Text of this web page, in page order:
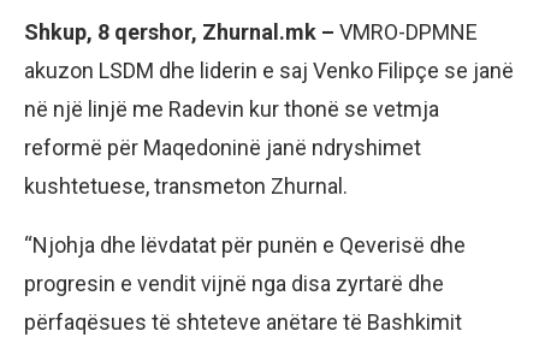
Shkup, 8 qershor, Zhurnal.mk – VMRO-DPMNE
akuzon LSDM dhe liderin e saj Venko Filipçe se janë
në një linjë me Radevin kur thonë se vetmja
reformë për Maqedoninë janë ndryshimet
kushtetuese, transmeton Zhurnal.
“Njohja dhe lëvdatat për punën e Qeverisë dhe
progresin e vendit vijnë nga disa zyrtarë dhe
përfaqësues të shteteve anëtare të Bashkimit